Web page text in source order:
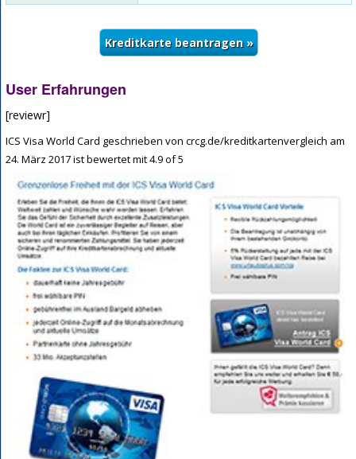
User Erfahrungen
[reviewr]
ICS Visa World Card geschrieben von crcg.de/kreditkartenvergleich am
24. März 2017ist bewertet mit4.9of5